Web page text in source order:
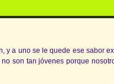
y a uno se le quede ese sabor
son tan jóvenes porque